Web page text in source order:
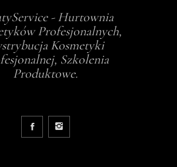
- Hurtownia
Profesjonalnych,
Kosmetyki
Szkolenia
Produktowe.